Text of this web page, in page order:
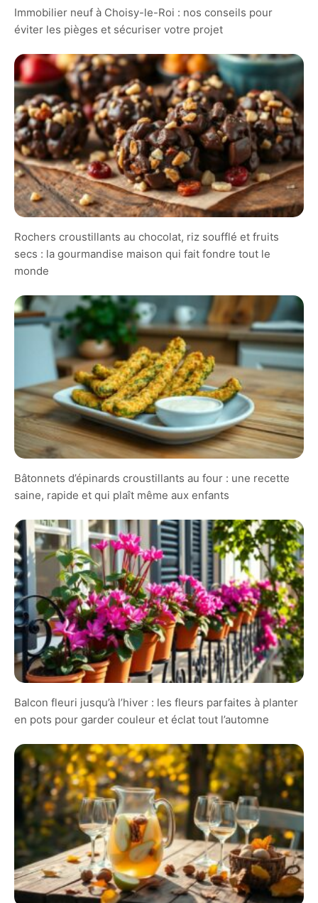
Immobilier neuf à Choisy-le-Roi : nos conseils pour
éviter les pièges et sécuriser votre projet
Rochers croustillants au chocolat, riz soufflé et fruits
secs : la gourmandise maison qui fait fondre tout le
monde
Bâtonnets d’épinards croustillants au four : une recette
saine, rapide et qui plaît même aux enfants
Balcon fleuri jusqu’à l’hiver : les fleurs parfaites à planter
en pots pour garder couleur et éclat tout l’automne